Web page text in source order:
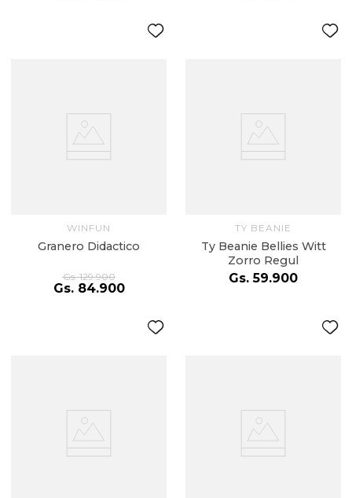
WINFUN
Granero Didactico
Gs. 129.900
Gs. 84.900
TY BEANIE
Ty Beanie Bellies Witt
Zorro Regul
Gs. 59.900